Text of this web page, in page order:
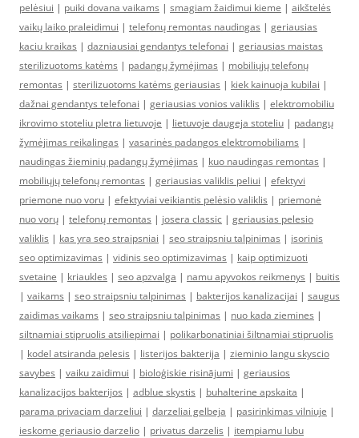
pelėsiui | puiki dovana vaikams | smagiam žaidimui kieme | aikštelės
vaikų laiko praleidimui | telefonų remontas naudingas | geriausias
kaciu kraikas | dazniausiai gendantys telefonai | geriausias maistas
sterilizuotoms katėms | padangų žymėjimas | mobiliųjų telefonų
remontas | sterilizuotoms katėms geriausias | kiek kainuoja kubilai |
dažnai gendantys telefonai | geriausias vonios valiklis | elektromobiliu
ikrovimo stoteliu pletra lietuvoje | lietuvoje daugeja stoteliu | padangų
žymėjimas reikalingas | vasarinės padangos elektromobiliams |
naudingas žieminių padangų žymėjimas | kuo naudingas remontas |
mobiliųjų telefonų remontas | geriausias valiklis peliui | efektyvi
priemone nuo voru | efektyviai veikiantis pelėsio valiklis | priemonė
nuo vorų | telefonų remontas | josera classic | geriausias pelesio
valiklis | kas yra seo straipsniai | seo straipsniu talpinimas | isorinis
seo optimizavimas | vidinis seo optimizavimas | kaip optimizuoti
svetaine | kriaukles | seo apzvalga | namu apyvokos reikmenys | buitis
| vaikams | seo straipsniu talpinimas | bakterijos kanalizacijai | saugus
zaidimas vaikams | seo straipsniu talpinimas | nuo kada ziemines |
siltnamiai stipruolis atsiliepimai | polikarbonatiniai šiltnamiai stipruolis
| kodel atsiranda pelesis | listerijos bakterija | zieminio langu skyscio
savybes | vaiku zaidimui | bioloģiskie risinājumi | geriausios
kanalizacijos bakterijos | adblue skystis | buhalterine apskaita |
parama privaciam darzeliui | darzeliai gelbeja | pasirinkimas vilniuje |
ieskome geriausio darzelio | privatus darzelis | itempiamu lubu